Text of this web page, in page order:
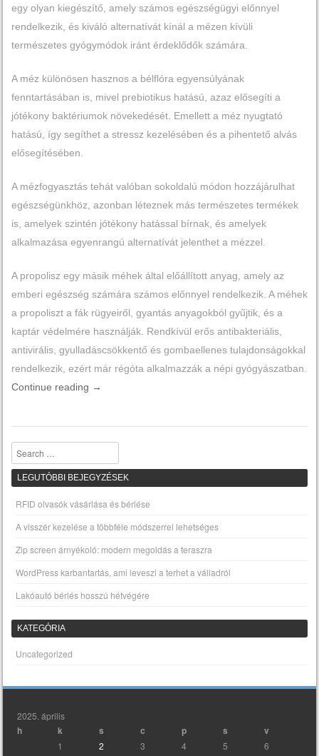
egy olyan kiegészítő, amely számos egészségügyi előnnyel
rendelkezik, és kiváló alternatívát kínál a mézen kívüli
természetes gyógymódok iránt érdeklődők számára.
A méz különösen hasznos a bélflóra egyensúlyának
fenntartásában is, mivel prebiotikus hatású, azaz elősegíti a
jótékony baktériumok növekedését. Emellett a méz nyugtató
hatású, így segíthet a stressz kezelésében és a pihentető alvás
elősegítésében.
A mézfogyasztás tehát valóban sokoldalú módon hozzájárulhat
egészségünkhöz, azonban léteznek más természetes termékek
is, amelyek szintén jótékony hatással bírnak, és amelyek
alkalmazása egyenrangú alternatívát jelenthet a mézzel.
A propolisz egy másik méhek által előállított anyag, amely az
emberi egészség számára számos előnnyel rendelkezik. A méhek
a propoliszt a fák rügyeiről, gyantás anyagokból gyűjtik, és a
kaptár védelmére használják. Rendkívül erős antibakteriális,
antivirális, gyulladáscsökkentő és gombaellenes tulajdonságokkal
rendelkezik, ezért már régóta alkalmazzák a népi gyógyászatban.
Continue reading →
Search
LEGUTÓBBI BEJEGYZÉSEK
RFID olvasók vásárlása és bérlése
A visszér kezelése a többféle módszerrel lehetséges
Zip screen árnyékoló: modern megoldás a teraszra
WordPress karbantartás, ami leveszi a terhet a válladról
Lakóautó bérlés hosszú hétvégére
KATEGÓRIA
Uncategorized
2025. április
h k s c p s v
1 2 3 4 5
6